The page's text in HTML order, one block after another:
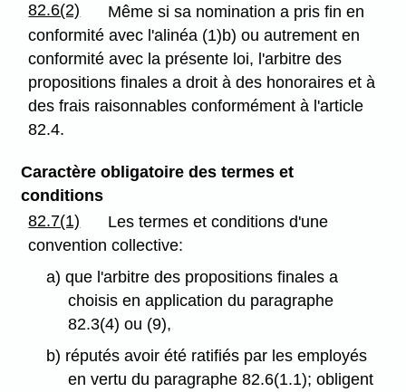
82.6(2)
Même si sa nomination a pris fin en
conformité avec l'alinéa (1)b) ou autrement en
conformité avec la présente loi, l'arbitre des
propositions finales a droit à des honoraires et à
des frais raisonnables conformément à l'article
82.4.
Caractère obligatoire des termes et
conditions
82.7(1)
Les termes et conditions d'une
convention collective:
a) que l'arbitre des propositions finales a
choisis en application du paragraphe
82.3(4) ou (9),
b) réputés avoir été ratifiés par les employés
en vertu du paragraphe 82.6(1.1); obligent